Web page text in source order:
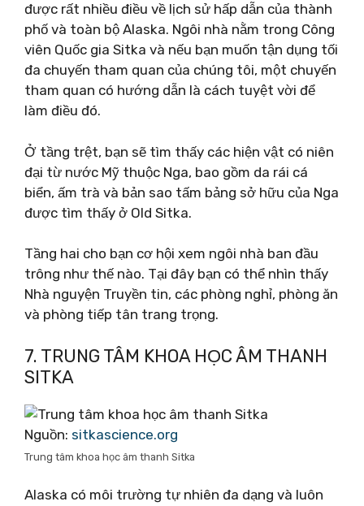
được rất nhiều điều về lịch sử hấp dẫn của thành
phố và toàn bộ Alaska. Ngôi nhà nằm trong Công
viên Quốc gia Sitka và nếu bạn muốn tận dụng tối
đa chuyến tham quan của chúng tôi, một chuyến
tham quan có hướng dẫn là cách tuyệt vời để
làm điều đó.
Ở tầng trệt, bạn sẽ tìm thấy các hiện vật có niên
đại từ nước Mỹ thuộc Nga, bao gồm da rái cá
biển, ấm trà và bản sao tấm bảng sở hữu của Nga
được tìm thấy ở Old Sitka.
Tầng hai cho bạn cơ hội xem ngôi nhà ban đầu
trông như thế nào. Tại đây bạn có thể nhìn thấy
Nhà nguyện Truyền tin, các phòng nghỉ, phòng ăn
và phòng tiếp tân trang trọng.
7. TRUNG TÂM KHOA HỌC ÂM THANH
SITKA
Nguồn: sitkascience.org
Trung tâm khoa học âm thanh Sitka
Alaska có môi trường tự nhiên đa dạng và luôn